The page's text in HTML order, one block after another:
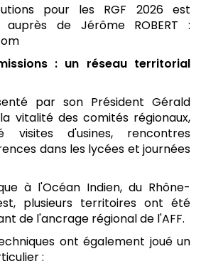
pour les RGF 2026 est
auprès de Jérôme ROBERT :
: un réseau territorial
par son Président Gérald
la vitalité des comités régionaux,
d'usines, rencontres
dans les lycées et journées
à l'Océan Indien, du Rhône-
plusieurs territoires ont été
de l'ancrage régional de l'AFF.
ont également joué un
: